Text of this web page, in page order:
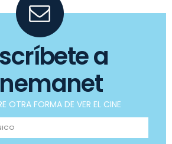
a
OTRA FORMA DE VER EL CINE